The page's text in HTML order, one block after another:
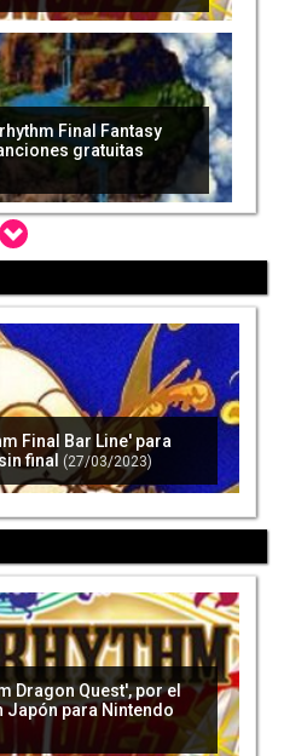
Final Fantasy
gratuitas
es excelente
(23/03/2015)
destaca en el
con su tráiler debut
Plus' para 3DS
(19/04/2015)
Final Bar Line' para
final (27/03/2023)
Dragon Quest', por el
Japón para Nintendo